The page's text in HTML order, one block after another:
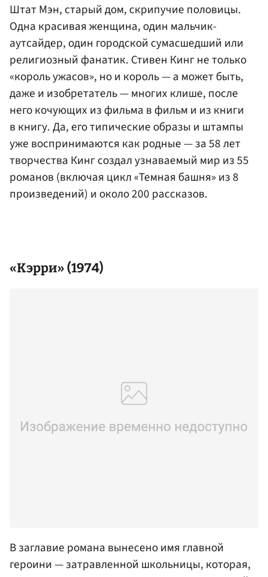
Штат Мэн, старый дом, скрипучие половицы.
Одна красивая женщина, один мальчик-
аутсайдер, один городской сумасшедший или
религиозный фанатик. Стивен Кинг не только
«король ужасов», но и король — а может быть,
даже и изобретатель — многих клише, после
него кочующих из фильма в фильм и из книги
в книгу. Да, его типические образы и штампы
уже воспринимаются как родные — за 58 лет
творчества Кинг создал узнаваемый мир из 55
романов (включая цикл «Темная башня» из 8
произведений) и около 200 рассказов.
«Кэрри» (1974)
В заглавие романа вынесено имя главной
героини — затравленной школьницы, которая,